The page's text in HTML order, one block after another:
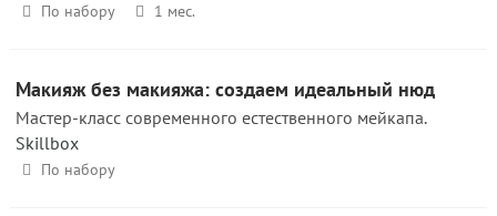
По набору 1 мес.
Макияж без макияжа: создаем идеальный нюд
Мастер-класс современного естественного мейкапа.
Skillbox
По набору